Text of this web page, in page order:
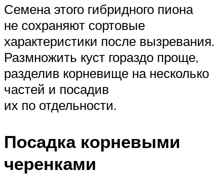
Семена этого гибридного пиона
не сохраняют сортовые
характеристики после вызревания.
Размножить куст гораздо проще,
разделив корневище на несколько
частей и посадив
их по отдельности.
Посадка корневыми
черенками